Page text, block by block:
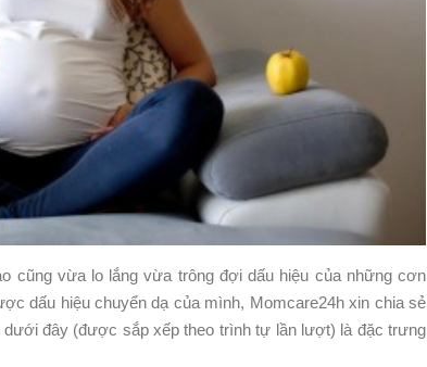
cũng vừa lo lắng vừa trông đợi dấu hiệu của những cơn
dấu hiệu chuyển dạ của mình, Momcare24h xin chia sẻ
đây (được sắp xếp theo trình tự lần lượt) là đặc trưng